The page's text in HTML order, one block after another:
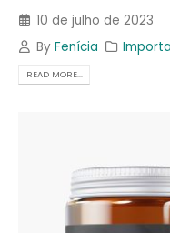
10 de julho de 2023
By Fenícia
READ MORE...